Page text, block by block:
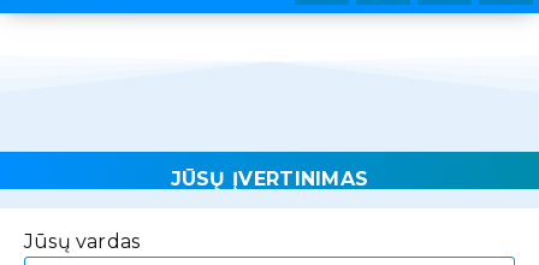
JŪSŲ ĮVERTINIMAS
Jūsų vardas